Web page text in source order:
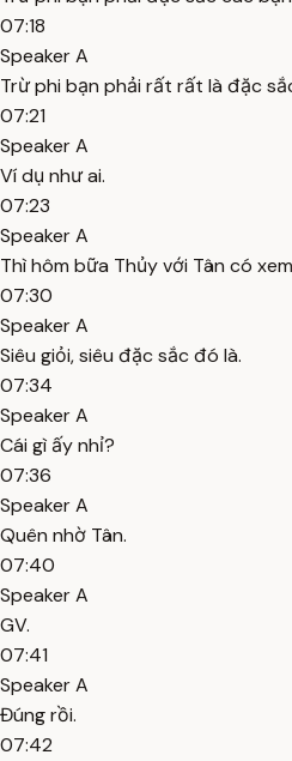
07:18
Speaker A
Trừ phi bạn phải rất rất là đặc
07:21
Speaker A
Ví dụ như ai.
07:23
Speaker A
Thì hôm bữa Thủy với Tân có
07:30
Speaker A
Siêu giỏi, siêu đặc sắc đó là.
07:34
Speaker A
Cái gì ấy nhỉ?
07:36
Speaker A
Quên nhờ Tân.
07:40
Speaker A
GV.
07:41
Speaker A
Đúng rồi.
07:42